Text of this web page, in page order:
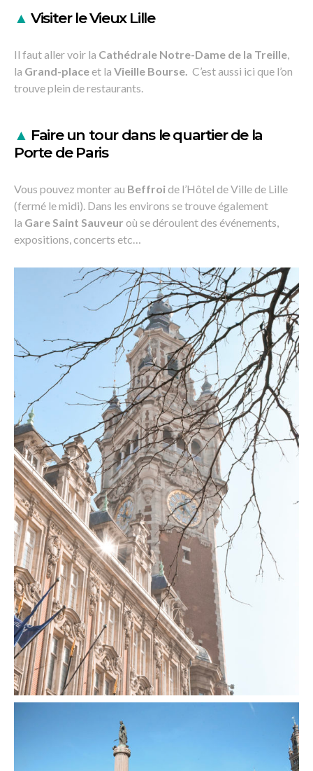
▲Visiter le Vieux Lille
Il faut aller voir la Cathédrale Notre-Dame de la Treille,
la Grand-placeet la Vieille Bourse. C’est aussi ici que l’on
trouve plein de restaurants.
▲ Faire un tour dans le quartier de la
Porte de Paris
Vous pouvez monter au Beffroide l’Hôtel de Ville de Lille
(fermé le midi). Dans les environs se trouve également
la Gare Saint Sauveur où se déroulent des événements,
expositions, concerts etc…